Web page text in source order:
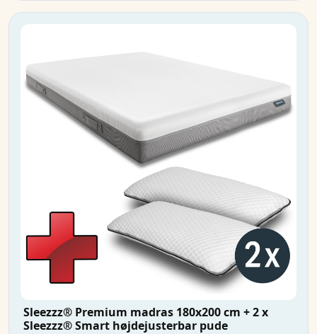
Sleezzz® Premium madras 180x200 cm + 2 x
Sleezzz® Smart højdejusterbar pude